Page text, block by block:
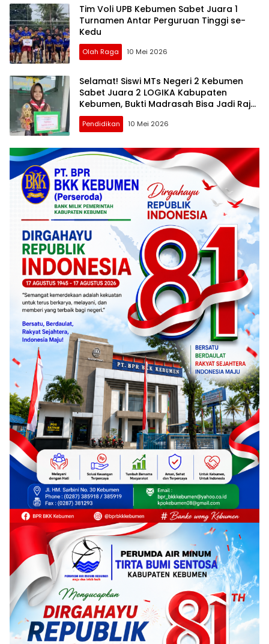
Tim Voli UPB Kebumen Sabet Juara 1
Turnamen Antar Perguruan Tinggi se-
Kedu
Olah Raga 10 Mei 2026
Selamat! Siswi MTs Negeri 2 Kebumen
Sabet Juara 2 LOGIKA Kabupaten
Kebumen, Bukti Madrasah Bisa Jadi Raja
Sains
Pendidikan 10 Mei 2026